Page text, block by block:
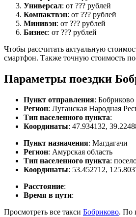
Универсал: от ??? рублей
Компактвэн: от ??? рублей
Минивэн: от ??? рублей
Бизнес: от ??? рублей
Чтобы рассчитать актуальную
смартфон. Также точную стоимость
Параметры поездки
Пункт отправления: Бобриково
Регион: Луганская Народная
Тип населенного пункта:
Координаты: 47.934132,
Пункт назначения: Магдагачи
Регион: Амурская область
Тип населенного пункта:
Координаты: 53.452712,
Расстояние:
Время в пути:
Просмотреть все такси Бобриково. По